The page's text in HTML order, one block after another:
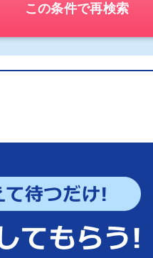
この条件で再検索